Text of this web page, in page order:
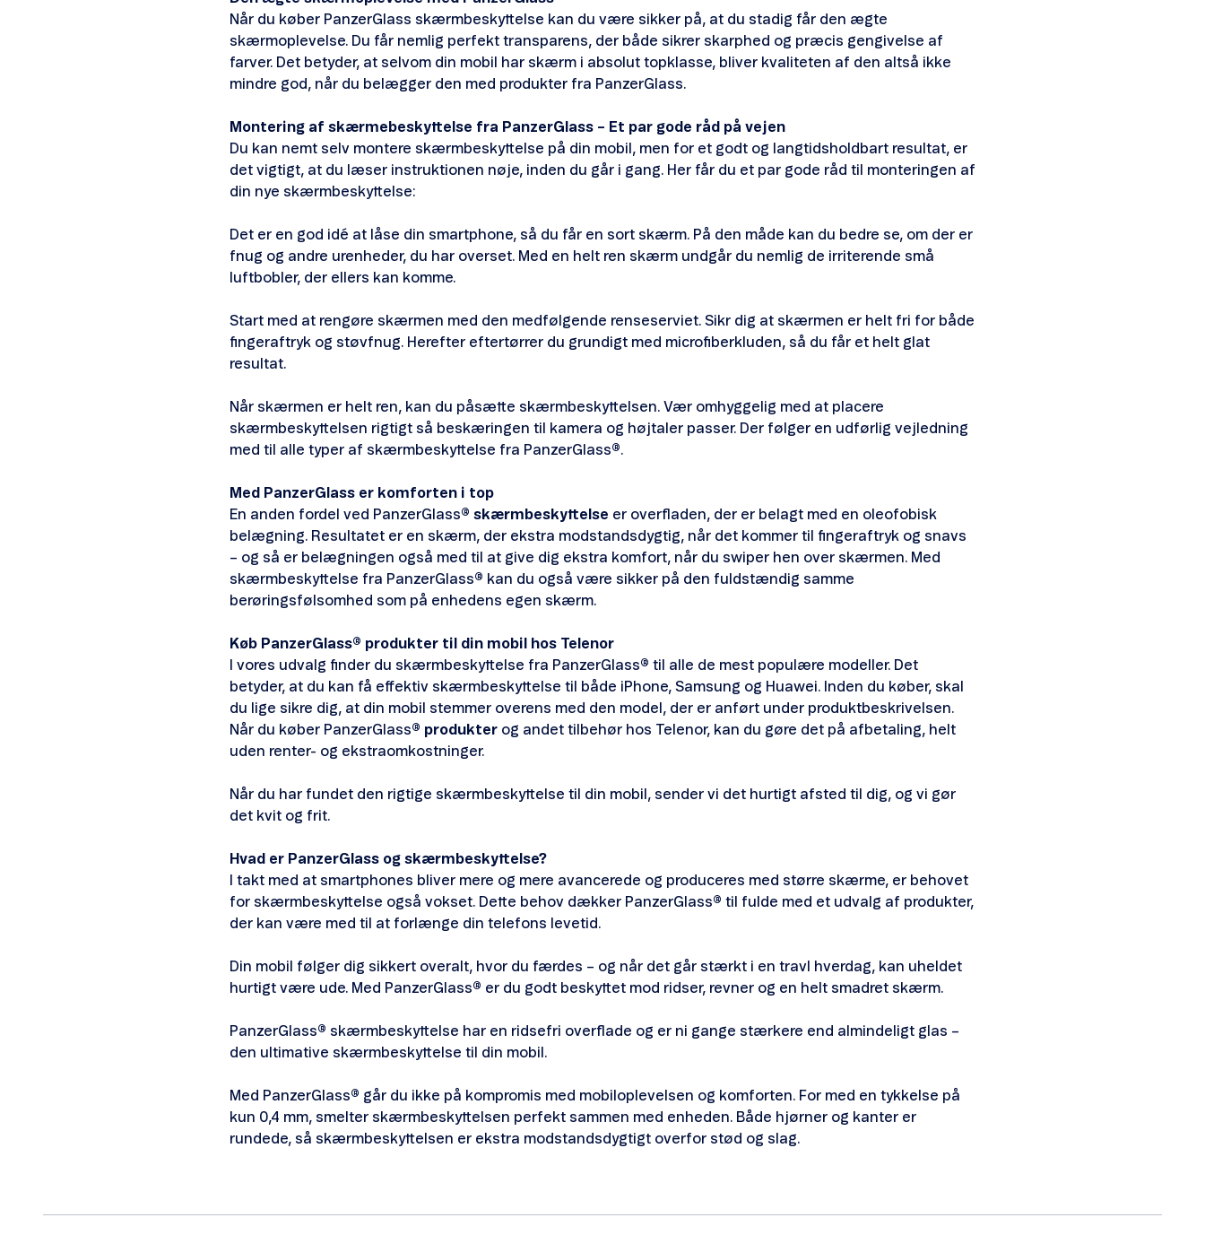
Når du køber PanzerGlass skærmbeskyttelse kan du være sikker på, at du stadig får den ægte
skærmoplevelse. Du får nemlig perfekt transparens, der både sikrer skarphed og præcis gengivelse af
farver. Det betyder, at selvom din mobil har skærm i absolut topklasse, bliver kvaliteten af den altså ikke
mindre god, når du belægger den med produkter fra PanzerGlass.
Montering af skærmebeskyttelse fra PanzerGlass – Et par gode råd på vejen
Du kan nemt selv montere skærmbeskyttelse på din mobil, men for et godt og langtidsholdbart resultat, er
det vigtigt, at du læser instruktionen nøje, inden du går i gang. Her får du et par gode råd til monteringen af
din nye skærmbeskyttelse:
Det er en god idé at låse din smartphone, så du får en sort skærm. På den måde kan du bedre se, om der er
fnug og andre urenheder, du har overset. Med en helt ren skærm undgår du nemlig de irriterende små
luftbobler, der ellers kan komme.
Start med at rengøre skærmen med den medfølgende renseserviet. Sikr dig at skærmen er helt fri for både
fingeraftryk og støvfnug. Herefter eftertørrer du grundigt med microfiberkluden, så du får et helt glat
resultat.
Når skærmen er helt ren, kan du påsætte skærmbeskyttelsen. Vær omhyggelig med at placere
skærmbeskyttelsen rigtigt så beskæringen til kamera og højtaler passer. Der følger en udførlig vejledning
med til alle typer af skærmbeskyttelse fra PanzerGlass®.
Med PanzerGlass er komforten i top
En anden fordel ved PanzerGlass® skærmbeskyttelse er overfladen, der er belagt med en oleofobisk
belægning. Resultatet er en skærm, der ekstra modstandsdygtig, når det kommer til fingeraftryk og snavs
– og så er belægningen også med til at give dig ekstra komfort, når du swiper hen over skærmen. Med
skærmbeskyttelse fra PanzerGlass® kan du også være sikker på den fuldstændig samme
berøringsfølsomhed som på enhedens egen skærm.
Køb PanzerGlass® produkter til din mobil hos Telenor
I vores udvalg finder du skærmbeskyttelse fra PanzerGlass® til alle de mest populære modeller. Det
betyder, at du kan få effektiv skærmbeskyttelse til både iPhone, Samsung og Huawei. Inden du køber, skal
du lige sikre dig, at din mobil stemmer overens med den model, der er anført under produktbeskrivelsen.
Når du køber PanzerGlass® produkter og andet tilbehør hos Telenor, kan du gøre det på afbetaling, helt
uden renter- og ekstraomkostninger.
Når du har fundet den rigtige skærmbeskyttelse til din mobil, sender vi det hurtigt afsted til dig, og vi gør
det kvit og frit.
Hvad er PanzerGlass og skærmbeskyttelse?
I takt med at smartphones bliver mere og mere avancerede og produceres med større skærme, er behovet
for skærmbeskyttelse også vokset. Dette behov dækker PanzerGlass® til fulde med et udvalg af produkter,
der kan være med til at forlænge din telefons levetid.
Din mobil følger dig sikkert overalt, hvor du færdes – og når det går stærkt i en travl hverdag, kan uheldet
hurtigt være ude. Med PanzerGlass® er du godt beskyttet mod ridser, revner og en helt smadret skærm.
PanzerGlass® skærmbeskyttelse har en ridsefri overflade og er ni gange stærkere end almindeligt glas –
den ultimative skærmbeskyttelse til din mobil.
Med PanzerGlass® går du ikke på kompromis med mobiloplevelsen og komforten. For med en tykkelse på
kun 0,4 mm, smelter skærmbeskyttelsen perfekt sammen med enheden. Både hjørner og kanter er
rundede, så skærmbeskyttelsen er ekstra modstandsdygtigt overfor stød og slag.